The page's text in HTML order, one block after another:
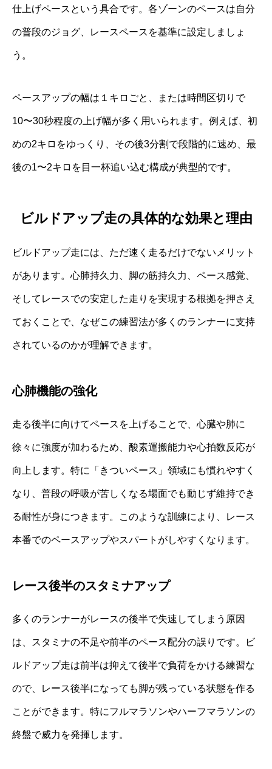
仕上げペースという具合です。各ゾーンのペースは自分
の普段のジョグ、レースペースを基準に設定しましょ
う。
ペースアップの幅は１キロごと、または時間区切りで
10〜30秒程度の上げ幅が多く用いられます。例えば、初
めの2キロをゆっくり、その後3分割で段階的に速め、最
後の1〜2キロを目一杯追い込む構成が典型的です。
ビルドアップ走の具体的な効果と理由
ビルドアップ走には、ただ速く走るだけでないメリット
があります。心肺持久力、脚の筋持久力、ペース感覚、
そしてレースでの安定した走りを実現する根拠を押さえ
ておくことで、なぜこの練習法が多くのランナーに支持
されているのかが理解できます。
心肺機能の強化
走る後半に向けてペースを上げることで、心臓や肺に
徐々に強度が加わるため、酸素運搬能力や心拍数反応が
向上します。特に「きついペース」領域にも慣れやすく
なり、普段の呼吸が苦しくなる場面でも動じず維持でき
る耐性が身につきます。このような訓練により、レース
本番でのペースアップやスパートがしやすくなります。
レース後半のスタミナアップ
多くのランナーがレースの後半で失速してしまう原因
は、スタミナの不足や前半のペース配分の誤りです。ビ
ルドアップ走は前半は抑えて後半で負荷をかける練習な
ので、レース後半になっても脚が残っている状態を作る
ことができます。特にフルマラソンやハーフマラソンの
終盤で威力を発揮します。